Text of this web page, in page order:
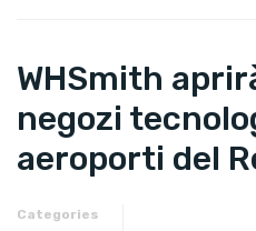
WHSmith
negozi
aeroporti del
Categories